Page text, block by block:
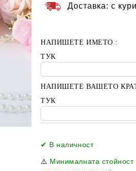
Доставка: с
НАПИШЕТЕ ИМЕТО :
ТУК
НАПИШЕТЕ ВАШЕТО
ТУК
✔ В наличност
⚠️ Минималната